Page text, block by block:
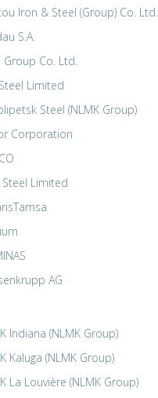
Iron & Steel (Group) Co. Ltd.
S.A.
Group Co. Ltd.
Steel Limited
Steel (NLMK Group)
Corporation
Limited
AG
Indiana (NLMK Group)
Kaluga (NLMK Group)
La Louvière (NLMK Group)